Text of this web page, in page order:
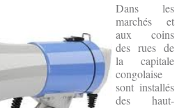
Dans les
marchés et
aux coins
des rues de
la capitale
congolaise
sont installés
des haut-